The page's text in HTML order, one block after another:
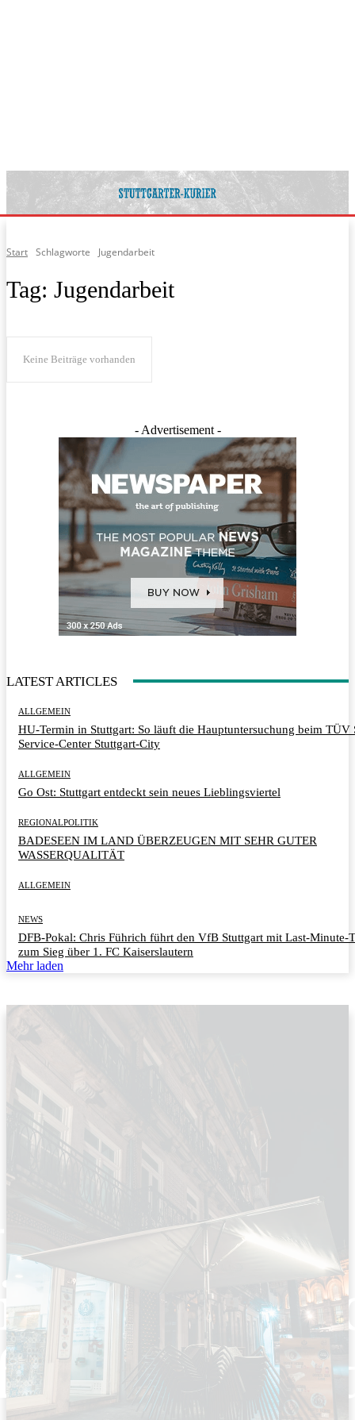
Start Schlagworte Jugendarbeit
Tag: Jugendarbeit
Keine Beiträge vorhanden
- Advertisement -
LATEST ARTICLES
ALLGEMEIN
HU-Termin in Stuttgart: So läuft die Hauptuntersuchung beim TÜV
Service-Center Stuttgart-City
ALLGEMEIN
Go Ost: Stuttgart entdeckt sein neues Lieblingsviertel
REGIONALPOLITIK
BADESEEN IM LAND ÜBERZEUGEN MIT SEHR GUTER
WASSERQUALITÄT
ALLGEMEIN
NEWS
DFB-Pokal: Chris Führich führt den VfB Stuttgart mit Last-Minute-
zum Sieg über 1. FC Kaiserslautern
Mehr laden